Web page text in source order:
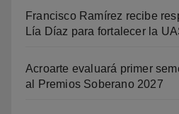
Francisco Ramírez recibe
Lía Díaz para fortalecer la
Acroarte evaluará primer
al Premios Soberano 2027